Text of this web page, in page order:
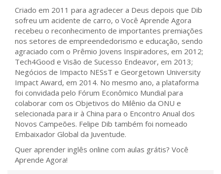
Criado em 2011 para agradecer a Deus depois que Dib
sofreu um acidente de carro, o Você Aprende Agora
recebeu o reconhecimento de importantes premiações
nos setores de empreendedorismo e educação, sendo
agraciado com o Prêmio Jovens Inspiradores, em 2012;
Tech4Good e Visão de Sucesso Endeavor, em 2013;
Negócios de Impacto NESsT e Georgetown University
Impact Award, em 2014. No mesmo ano, a plataforma
foi convidada pelo Fórum Econômico Mundial para
colaborar com os Objetivos do Milênio da ONU e
selecionada para ir à China para o Encontro Anual dos
Novos Campeões. Felipe Dib também foi nomeado
Embaixador Global da Juventude.
Quer aprender inglês online com aulas grátis? Você
Aprende Agora!